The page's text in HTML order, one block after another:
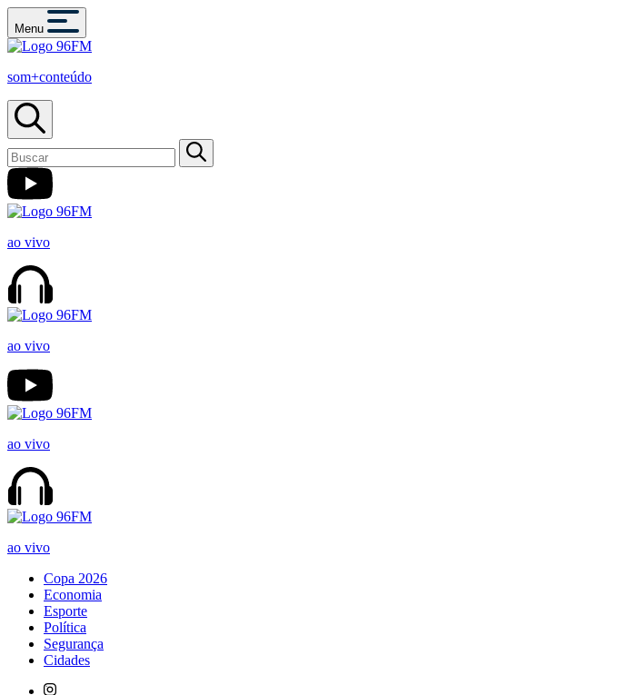
Menu
som+conteúdo
ao vivo
ao vivo
ao vivo
ao vivo
Copa 2026
Economia
Esporte
Política
Segurança
Cidades